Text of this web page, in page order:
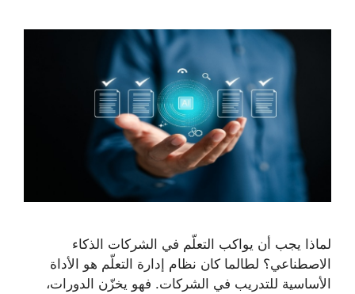
لماذا يجب أن يواكب التعلّم في الشركات الذكاء
الاصطناعي؟ لطالما كان نظام إدارة التعلّم هو الأداة
الأساسية للتدريب في الشركات. فهو يخزّن الدورات،